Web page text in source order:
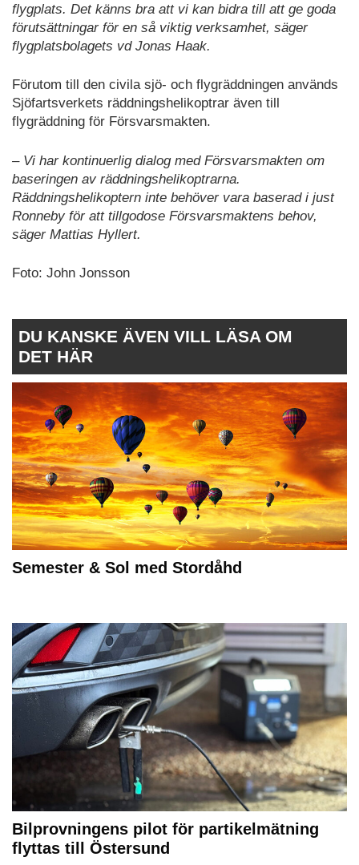
flygplats. Det känns bra att vi kan bidra till att ge goda
förutsättningar för en så viktig verksamhet, säger
flygplatsbolagets vd Jonas Haak.
Förutom till den civila sjö- och flygräddningen används
Sjöfartsverkets räddningshelikoptrar även till
flygräddning för Försvarsmakten.
– Vi har kontinuerlig dialog med Försvarsmakten om
baseringen av räddningshelikoptrarna.
Räddningshelikoptern inte behöver vara baserad i just
Ronneby för att tillgodose Försvarsmaktens behov,
säger Mattias Hyllert.
Foto: John Jonsson
DU KANSKE ÄVEN VILL LÄSA OM
DET HÄR
Semester & Sol med Stordåhd
Bilprovningens pilot för partikelmätning
flyttas till Östersund